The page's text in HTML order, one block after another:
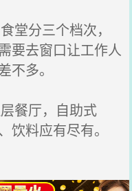
堂分三个档次，
要去窗口让工作人
不多。
餐厅，自助式
饮料应有尽有。